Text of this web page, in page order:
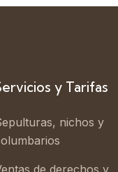
y Tarifas
nichos y